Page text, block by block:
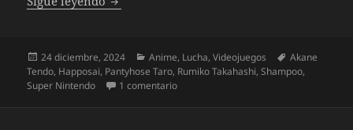
Publicado
el
24 diciembre, 2024 Categorías
Anime, Lucha,Videojuegos Etiquetas
Akane
Tendo, Happosai, Pantyhose Taro, Rumiko Takahashi,Shampoo,
Super Nintendo
1 comentarioen Especial Juegos de Lucha (XXII)